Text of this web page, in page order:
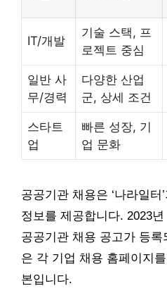
IT/개발
기술 스택, 프
로젝트 중심
일반 사
무/경력
다양한 산업
군, 상세 조건
스타트
업
빠른 성장, 기
업 문화
공공기관 채용은 ‘나라일터
정보를 제공합니다. 2023
공공기관 채용 공고가 등
은 각 기업 채용 홈페이지
본입니다.